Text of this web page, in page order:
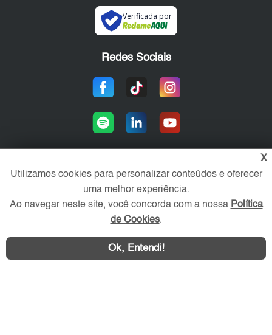
WhatsApp Contatar
Verificada por
Redes Sociais
Área exclusiva aos anunciantes,
acesse sua conta:
X
Utilizamos cookies para personalizar conteúdos e oferecer
uma melhor experiência.
Ao navegar neste site, você concorda com a nossa Política
de Cookies.
Ok, Entendi!